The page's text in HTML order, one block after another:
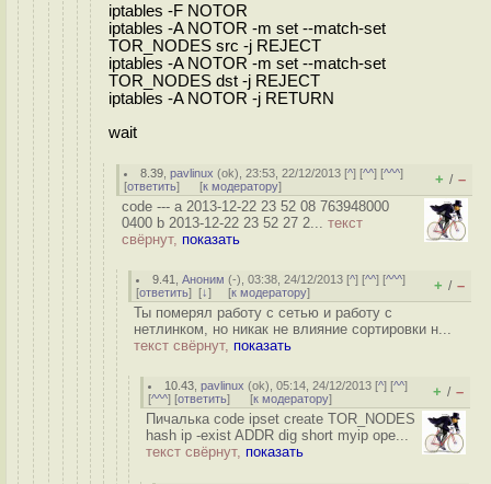
iptables -F NOTOR
iptables -A NOTOR -m set --match-set
TOR_NODES src -j REJECT
iptables -A NOTOR -m set --match-set
TOR_NODES dst -j REJECT
iptables -A NOTOR -j RETURN
wait
8.39 ,pavlinux (ok), 23:53, 22/12/2013 [^] [^^] [^^^]
[ответить] [к модератору] + / –
code --- a 2013-12-22 23 52 08 763948000
0400 b 2013-12-22 23 52 27 2... текст
свёрнут, показать
9.41 ,Аноним (-), 03:38, 24/12/2013 [^] [^^] [^^^]
[ответить] [↓] [к модератору] + / –
Ты померял работу с сетью и работу с
нетлинком, но никак не влияние сортировки н...
текст свёрнут, показать
10.43 ,pavlinux (ok), 05:14, 24/12/2013 [^] [^^]
[^^^] [ответить] [к модератору] + / –
Пичалька code ipset create TOR_NODES
hash ip -exist ADDR dig short myip ope...
текст свёрнут, показать